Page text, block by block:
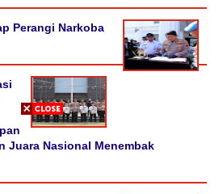
Perangi Narkoba
Juara Nasional Menembak